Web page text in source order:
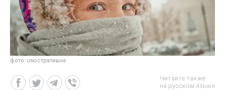
фото: ілюстративне
Читайте также
на русском языке